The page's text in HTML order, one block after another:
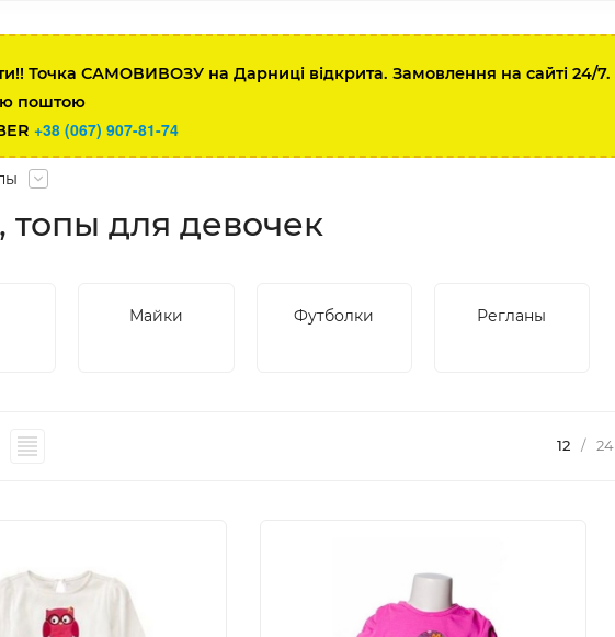
Точка САМОВИВОЗУ на Дарниці відкрита. Замовлення на сайті 24/7.
поштою
+38 (067) 907-81-74
топы для девочек
Майки Футболки Регланы
12 / 24